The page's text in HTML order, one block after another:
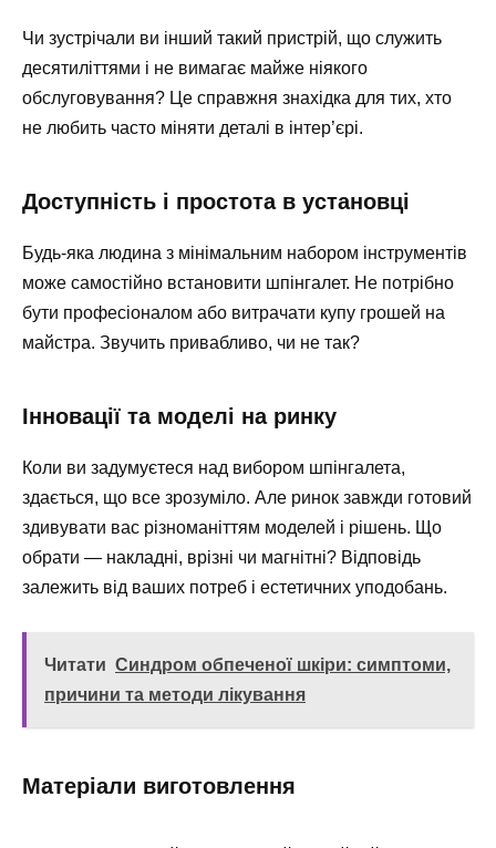
Чи зустрічали ви інший такий пристрій, що служить
десятиліттями і не вимагає майже ніякого
обслуговування? Це справжня знахідка для тих, хто
не любить часто міняти деталі в інтер’єрі.
Доступність і простота в установці
Будь-яка людина з мінімальним набором інструментів
може самостійно встановити шпінгалет. Не потрібно
бути професіоналом або витрачати купу грошей на
майстра. Звучить привабливо, чи не так?
Інновації та моделі на ринку
Коли ви задумуєтеся над вибором шпінгалета,
здається, що все зрозуміло. Але ринок завжди готовий
здивувати вас різноманіттям моделей і рішень. Що
обрати — накладні, врізні чи магнітні? Відповідь
залежить від ваших потреб і естетичних уподобань.
Читати Синдром обпеченої шкіри: симптоми,
причини та методи лікування
Матеріали виготовлення